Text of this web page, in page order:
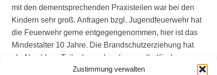
Zustimmung verwalten
mit den dementsprechenden Praxisteilen war bei den
Kindern sehr groß. Anfragen bzgl. Jugendfeuerwehr hat
die Feuerwehr gerne entgegengenommen, hier ist das
Mindestalter 10 Jahre. Die Brandschutzerziehung hat
als Abschluss Teilnahmeurkunden an alle Kinder
ausgegeben und sich bei den Kindern mit dem Motto